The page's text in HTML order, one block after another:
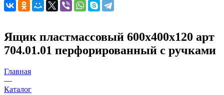
Ящик пластмассовый 600х400х120 арт
704.01.01 перфорированный с ручками
Главная
—
Каталог